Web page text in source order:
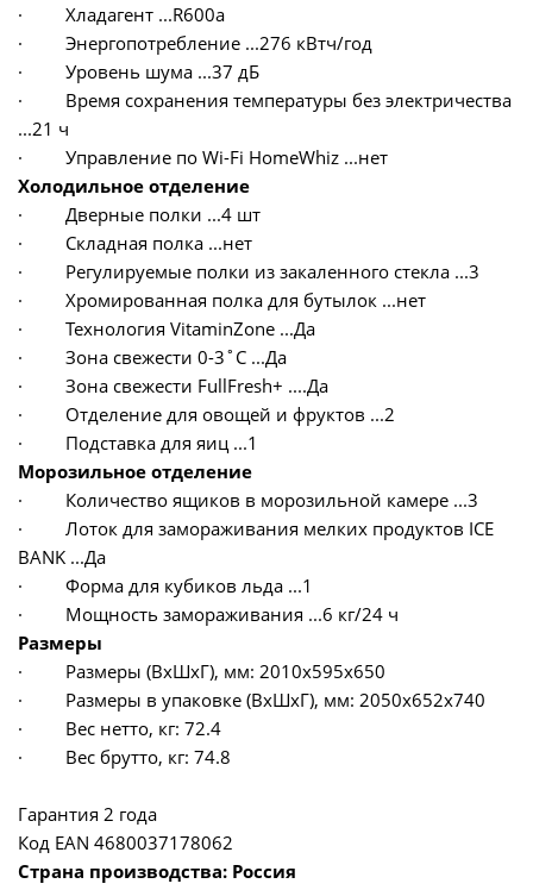
· Хладагент ...R600a
· Энергопотребление ...276 кВтч/год
· Уровень шума ...37 дБ
· Время сохранения температуры без электричества
...21 ч
· Управление по Wi-Fi HomeWhiz ...нет
Холодильное отделение
· Дверные полки ...4 шт
· Складная полка ...нет
· Регулируемые полки из закаленного стекла ...3
· Хромированная полка для бутылок ...нет
· Технология VitaminZone ...Да
· Зона свежести 0-3˚C ...Да
· Зона свежести FullFresh+ ....Да
· Отделение для овощей и фруктов ...2
· Подставка для яиц ...1
Морозильное отделение
· Количество ящиков в морозильной камере ...3
· Лоток для замораживания мелких продуктов ICE
BANK ...Да
· Форма для кубиков льда ...1
· Мощность замораживания ...6 кг/24 ч
Размеры
· Размеры (ВхШхГ), мм: 2010x595x650
· Размеры в упаковке (ВхШхГ), мм: 2050x652x740
· Вес нетто, кг: 72.4
· Вес брутто, кг: 74.8
Гарантия 2 года
Код EAN 4680037178062
Страна производства: Россия